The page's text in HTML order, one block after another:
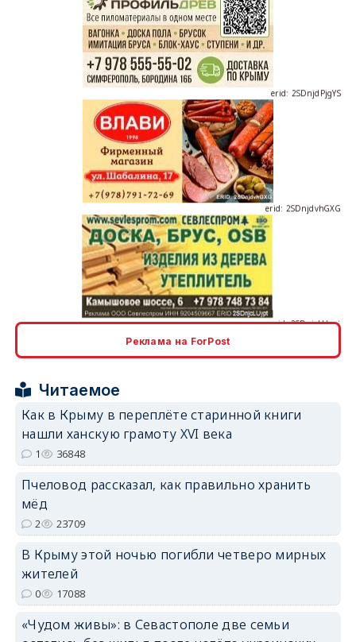
erid: 2SDnjdPjgYS
erid: 2SDnjdvhGXG
erid: 2SDnjdvhGXG
Реклама на ForPost
Читаемое
Как в Крыму в переплёте старинной книги
нашли ханскую грамоту XVI века
1 36848
Пчеловод рассказал, как правильно хранить
мёд
2 23709
В Крыму этой ночью погибли четверо мирных
жителей
0 17088
«Чудом живы»: в Севастополе две семьи